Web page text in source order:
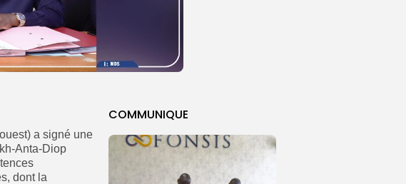
COMMUNIQUE
a signé une
Anta-Diop
dont la